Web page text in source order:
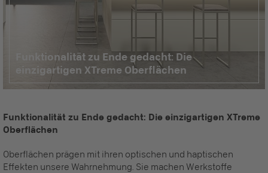
Funktionalität zu Ende gedacht: Die
einzigartigen XTreme Oberflächen
Funktionalität zu Ende gedacht: Die einzigartigen XTreme
Oberflächen
Oberflächen prägen mit ihren optischen und haptischen
Effekten unsere Wahrnehmung. Sie machen Werkstoffe